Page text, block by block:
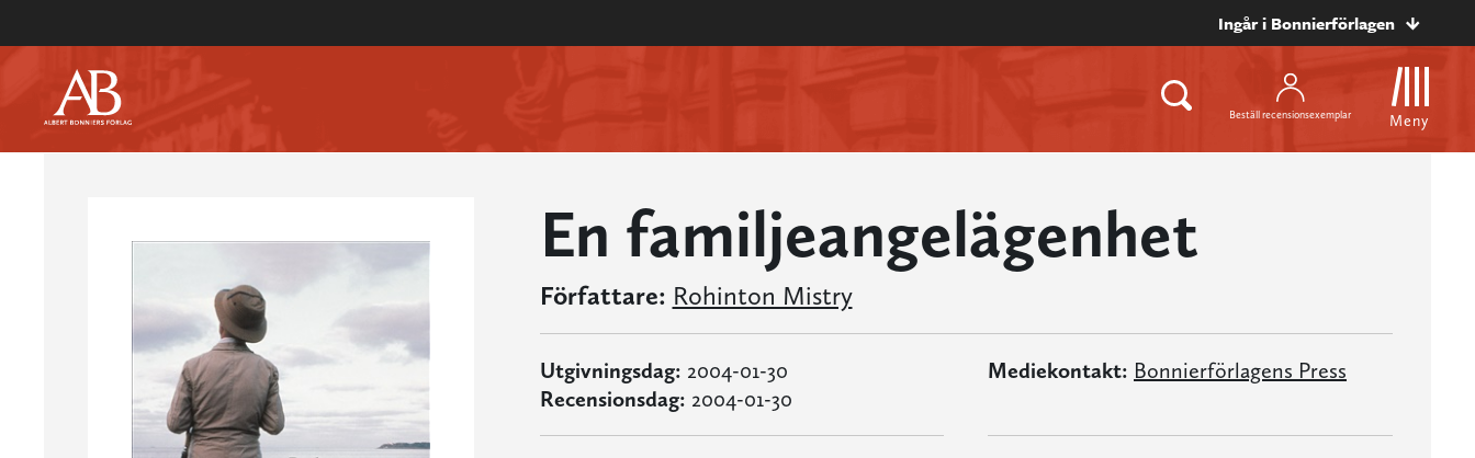
Ingår i Bonnierförlagen
Beställ recensionsexemplar Meny
En familjeangelägenhet
Författare: Rohinton Mistry
Utgivningsdag: 2004-01-30
Recensionsdag: 2004-01-30
Mediekontakt: Bonnierförlagens Press